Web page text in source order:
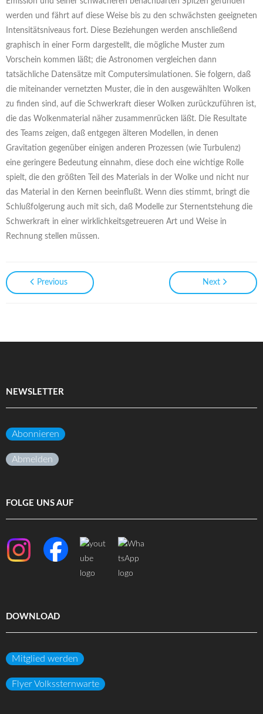
werden und fährt auf diese Weise bis zu den schwächsten geeigneten
Intensitätsniveaus fort. Diese Beziehungen werden anschließend
graphisch in einer Form dargestellt, die mögliche Muster zum
Vorschein kommen läßt; die Astronomen vergleichen dann
tatsächliche Datensätze mit Computersimulationen. Sie folgern, daß
die miteinander vernetzten Muster, die in den ausgewählten Wolken
zu finden sind, auf die Schwerkraft dieser Wolken zurückzuführen ist,
die das Wolkenmaterial näher zusammenrücken läßt. Die Resultate
des Teams zeigen, daß entgegen älteren Modellen, in denen
Gravitation gegenüber einigen anderen Prozessen (wie Turbulenz)
eine geringere Bedeutung einnahm, diese doch eine wichtige Rolle
spielt, die den größten Teil des Materials in der Wolke und nicht nur
das Material in den Kernen beeinflußt. Wenn dies stimmt, bringt die
Schlußfolgerung auch mit sich, daß Modelle zur Sternentstehung die
Schwerkraft in einer wirklichkeitsgetreueren Art und Weise in
Rechnung stellen müssen.
Previous Next
NEWSLETTER
Abonnieren
Abmelden
FOLGE UNS AUF
DOWNLOAD
Mitglied werden
Flyer Volkssternwarte